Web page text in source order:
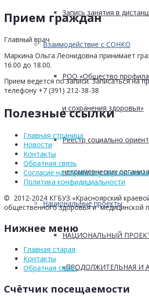
Запись занятия в
Взаимодействие с СОНКО
РОО «Общество
и сохранения здоровья»
Реестр социально
некоммерческих
Национальные проекты
НАЦИОНАЛЬНЫЙ
«ПРОДОЛЖИТЕЛЬНАЯ И
Прием граждан
Главный врач
Маркина Ольга Леонидовна принимает
16.00 до 18.00.
Прием ведется по записи. Записаться на
телефону +7 (391) 212-38-38
Полезные ссылки
Главная страница
Новости
Контакты
Обратная связь
Согласие на обработку
Политика конфидициальности
© 2012-2024 КГБУЗ «Красноярский
общественного здоровья и медицинской
Нижнее меню
Главная старая
Контакты
Обратная связь
Счётчик посещаемости